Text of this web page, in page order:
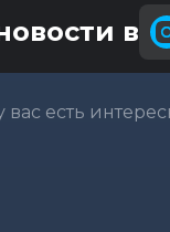
в
вас есть